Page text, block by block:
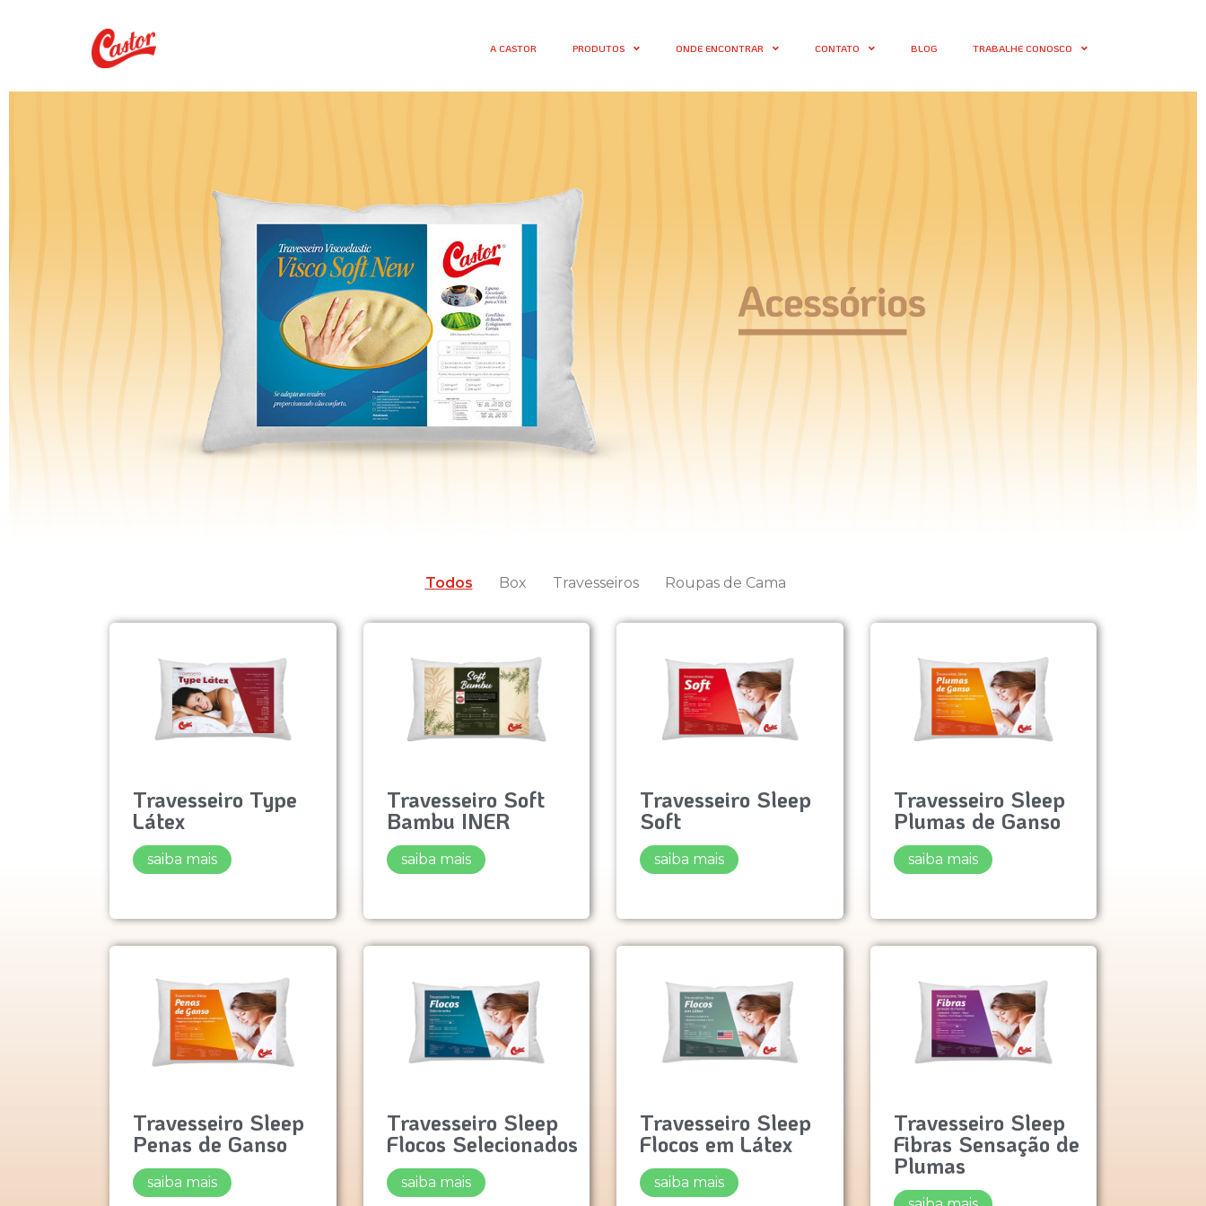
A CASTOR PRODUTOS ONDE ENCONTRAR CONTATO BLOG TRABALHE CONOSCO
Todos Box Travesseiros Roupas de Cama
Travesseiro Type
Látex
saiba mais
Travesseiro Soft
Bambu INER
saiba mais
Travesseiro Sleep
Soft
saiba mais
Travesseiro Sleep
Plumas de Ganso
saiba mais
Travesseiro Sleep
Penas de Ganso
saiba mais
Travesseiro Sleep
Flocos Selecionados
saiba mais
Travesseiro Sleep
Flocos em Látex
saiba mais
Travesseiro Sleep
Fibras Sensação de
Plumas